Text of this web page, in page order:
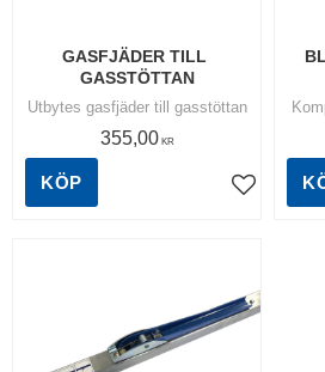
GASFJÄDER TILL
GASSTÖTTAN
Utbytes gasfjäder till gasstöttan
355,00KR
Lägg till i
KÖP